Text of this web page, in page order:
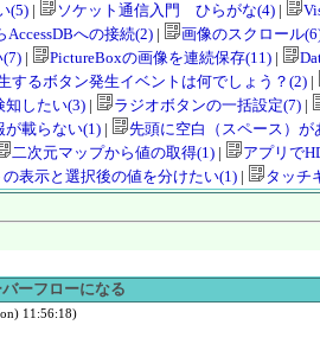
(5)| ソケット通信入門 ひらがな(4)|
AccessDBへの接続(2)| 画像のスクロール
| PictureBoxの画像を連続保存(11)|
するボタン発生イベントは何でしょう？(2)|
知したい(3)| ラジオボタンの一括設定(7)|
が載らない(1)| 先頭に空白（スペース）
二次元マップから値の取得(1)| アプリで
表示と選択後の値を分けたい(1)| タッチ
ーフローになる
11:56:18)